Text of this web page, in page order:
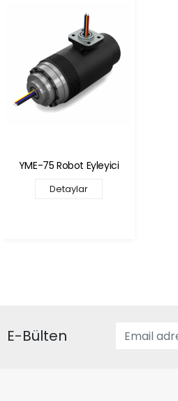
YME-75 Robot Eyleyici
Detaylar
E-Bülten